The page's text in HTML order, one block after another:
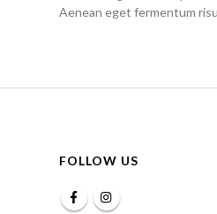
Aenean eget fermentum
FOLLOW US